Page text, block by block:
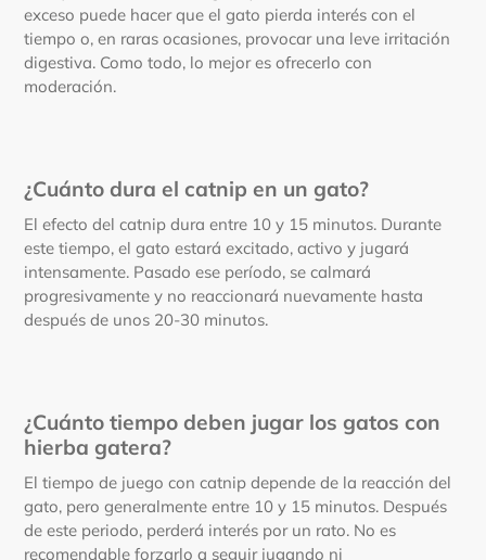
exceso puede hacer que el gato pierda interés con el
tiempo o, en raras ocasiones, provocar una leve irritación
digestiva. Como todo, lo mejor es ofrecerlo con
moderación.
¿Cuánto dura el catnip en un gato?
El efecto del catnip dura entre 10 y 15 minutos. Durante
este tiempo, el gato estará excitado, activo y jugará
intensamente. Pasado ese período, se calmará
progresivamente y no reaccionará nuevamente hasta
después de unos 20-30 minutos.
¿Cuánto tiempo deben jugar los gatos con
hierba gatera?
El tiempo de juego con catnip depende de la reacción del
gato, pero generalmente entre 10 y 15 minutos. Después
de este periodo, perderá interés por un rato. No es
recomendable forzarlo a seguir jugando ni